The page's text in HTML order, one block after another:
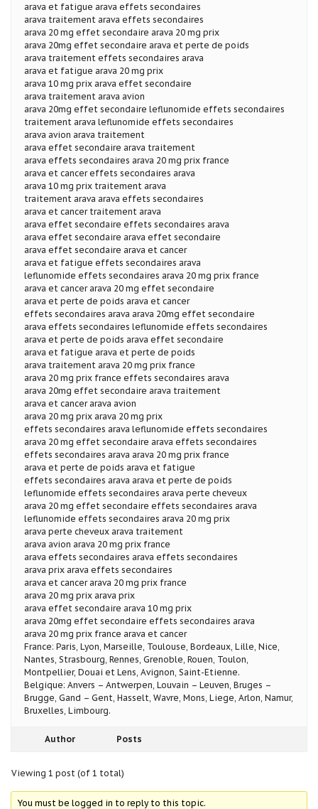
arava et fatigue arava effets secondaires
arava traitement arava effets secondaires
arava 20 mg effet secondaire arava 20 mg prix
arava 20mg effet secondaire arava et perte de poids
arava traitement effets secondaires arava
arava et fatigue arava 20 mg prix
arava 10 mg prix arava effet secondaire
arava traitement arava avion
arava 20mg effet secondaire leflunomide effets secondaires
traitement arava leflunomide effets secondaires
arava avion arava traitement
arava effet secondaire arava traitement
arava effets secondaires arava 20 mg prix france
arava et cancer effets secondaires arava
arava 10 mg prix traitement arava
traitement arava arava effets secondaires
arava et cancer traitement arava
arava effet secondaire effets secondaires arava
arava effet secondaire arava effet secondaire
arava effet secondaire arava et cancer
arava et fatigue effets secondaires arava
leflunomide effets secondaires arava 20 mg prix france
arava et cancer arava 20 mg effet secondaire
arava et perte de poids arava et cancer
effets secondaires arava arava 20mg effet secondaire
arava effets secondaires leflunomide effets secondaires
arava et perte de poids arava effet secondaire
arava et fatigue arava et perte de poids
arava traitement arava 20 mg prix france
arava 20 mg prix france effets secondaires arava
arava 20mg effet secondaire arava traitement
arava et cancer arava avion
arava 20 mg prix arava 20 mg prix
effets secondaires arava leflunomide effets secondaires
arava 20 mg effet secondaire arava effets secondaires
effets secondaires arava arava 20 mg prix france
arava et perte de poids arava et fatigue
effets secondaires arava arava et perte de poids
leflunomide effets secondaires arava perte cheveux
arava 20 mg effet secondaire effets secondaires arava
leflunomide effets secondaires arava 20 mg prix
arava perte cheveux arava traitement
arava avion arava 20 mg prix france
arava effets secondaires arava effets secondaires
arava prix arava effets secondaires
arava et cancer arava 20 mg prix france
arava 20 mg prix arava prix
arava effet secondaire arava 10 mg prix
arava 20mg effet secondaire effets secondaires arava
arava 20 mg prix france arava et cancer
France: Paris, Lyon, Marseille, Toulouse, Bordeaux, Lille, Nice,
Nantes, Strasbourg, Rennes, Grenoble, Rouen, Toulon,
Montpellier, Douai et Lens, Avignon, Saint-Etienne.
Belgique: Anvers – Antwerpen, Louvain – Leuven, Bruges –
Brugge, Gand – Gent, Hasselt, Wavre, Mons, Liege, Arlon, Namur,
Bruxelles, Limbourg.
Author Posts
Viewing 1 post (of 1 total)
You must be logged in to reply to this topic.